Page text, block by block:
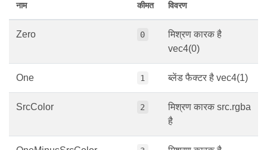
नाम कीमत विवरण
Zero 0
मिश्रण कारक है
vec4(0)
One 1 ब्लेंड फैक्टर है vec4(1)
SrcColor 2
मिश्रण कारक src.rgba
है